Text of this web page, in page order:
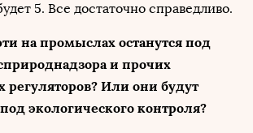
5. Все достаточно справедливо.
на промыслах останутся под
и прочих
регуляторов? Или они будут
экологического контроля?